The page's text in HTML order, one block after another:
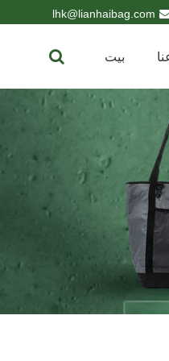
lhk@lianhaibag.com
بيت